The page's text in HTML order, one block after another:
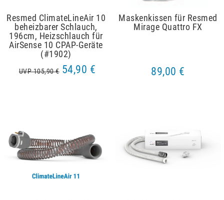
Resmed ClimateLineAir 10
beheizbarer Schlauch,
196cm, Heizschlauch für
AirSense 10 CPAP-Geräte
(#1902)
UVP 105,90 € 54,90 €
Maskenkissen für Resmed
Mirage Quattro FX
89,00 €